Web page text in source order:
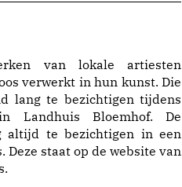
van lokale artiesten
verwerkt in hun kunst. Die
lang te bezichtigen tijdens
Landhuis Bloemhof. De
altijd te bezichtigen in een
Deze staat op de website van